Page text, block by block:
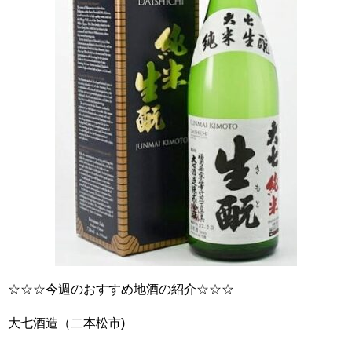
☆☆☆今週のおすすめ地酒の紹介☆☆☆
大七酒造（二本松市)